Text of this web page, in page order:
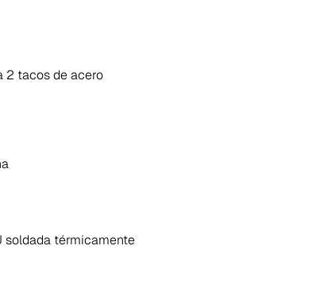
2 tacos de acero
soldada térmicamente